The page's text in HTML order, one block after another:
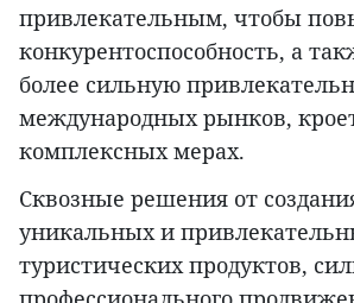
привлекательным, чтобы
конкурентоспособность, а
более сильную
международных рынков,
комплексных мерах.
Сквозные решения от
уникальных и
туристических продуктов,